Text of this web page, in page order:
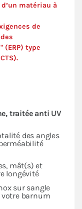
matériau à
de
(ERP) type
CTS).
traitée anti UV
des angles
mât(s) et
longévité
sur sangle
barnum